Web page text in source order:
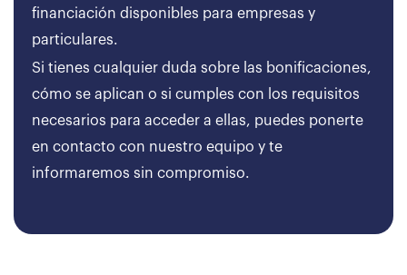
financiación disponibles para empresas y
particulares.
Si tienes cualquier duda sobre las bonificaciones,
cómo se aplican o si cumples con los requisitos
necesarios para acceder a ellas, puedes ponerte
en contacto con nuestro equipo y te
informaremos sin compromiso.